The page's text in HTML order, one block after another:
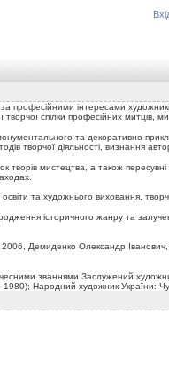
професійними інтересами
спілки професійних митців,
та декоративно-
творчої діяльності, визнання
мистецтва, а також пересувні
та художнього виховання,
історичного жанру та
Демиденко Олександр
званнями Заслужений
Народний художник України: